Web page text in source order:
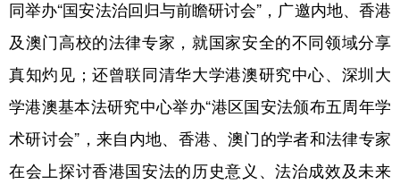
同举办“国安法治回归与前瞻研讨会”，广邀内地、香港
及澳门高校的法律专家，就国家安全的不同领域分享
真知灼见；还曾联同清华大学港澳研究中心、深圳大
学港澳基本法研究中心举办“港区国安法颁布五周年学
术研讨会”，来自内地、香港、澳门的学者和法律专家
在会上探讨香港国安法的历史意义、法治成效及未来